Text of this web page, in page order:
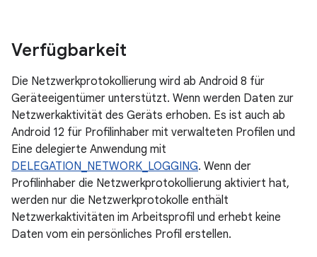
Verfügbarkeit
Die Netzwerkprotokollierung wird ab Android 8 für
Geräteeigentümer unterstützt. Wenn werden Daten zur
Netzwerkaktivität des Geräts erhoben. Es ist auch ab
Android 12 für Profilinhaber mit verwalteten Profilen und
Eine delegierte Anwendung mit
DELEGATION_NETWORK_LOGGING. Wenn der
Profilinhaber die Netzwerkprotokollierung aktiviert hat,
werden nur die Netzwerkprotokolle enthält
Netzwerkaktivitäten im Arbeitsprofil und erhebt keine
Daten vom ein persönliches Profil erstellen.